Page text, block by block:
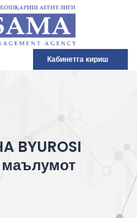
Кабинетга кириш
BYUROSI
маълумот